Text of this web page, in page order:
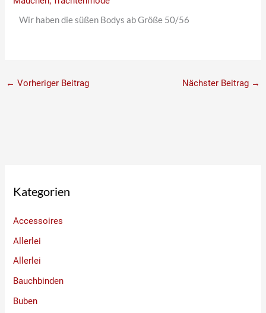
Wir haben die süßen Bodys ab Größe 50/56
← Vorheriger Beitrag Nächster Beitrag →
Kategorien
Accessoires
Allerlei
Allerlei
Bauchbinden
Buben